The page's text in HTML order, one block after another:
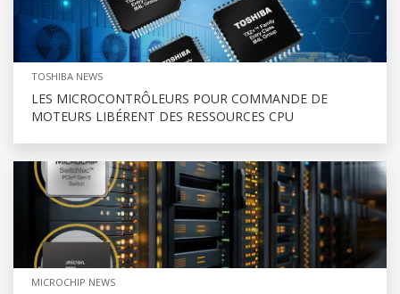
TOSHIBA NEWS
LES MICROCONTRÔLEURS POUR COMMANDE DE
MOTEURS LIBÉRENT DES RESSOURCES CPU
MICROCHIP NEWS